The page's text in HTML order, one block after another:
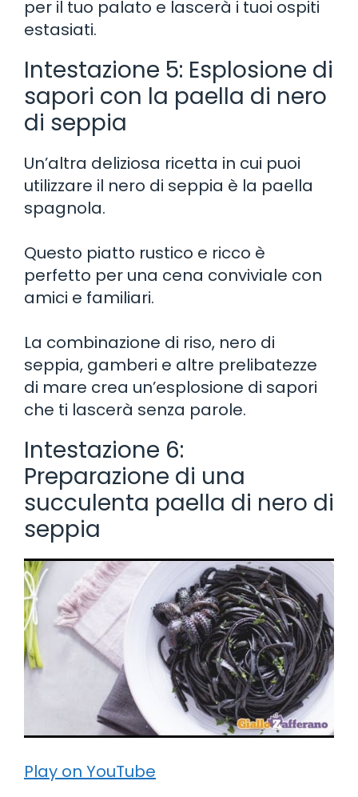
per il tuo palato e lascerà i tuoi ospiti
estasiati.
Intestazione 5: Esplosione di
sapori con la paella di nero
di seppia
Un’altra deliziosa ricetta in cui puoi
utilizzare il nero di seppia è la paella
spagnola.
Questo piatto rustico e ricco è
perfetto per una cena conviviale con
amici e familiari.
La combinazione di riso, nero di
seppia, gamberi e altre prelibatezze
di mare crea un’esplosione di sapori
che ti lascerà senza parole.
Intestazione 6:
Preparazione di una
succulenta paella di nero di
seppia
Play on YouTube